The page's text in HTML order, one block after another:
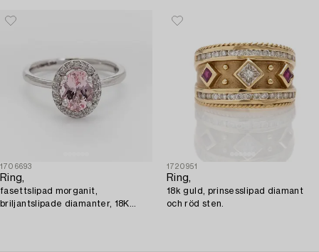
1706693
Ring,
fasettslipad morganit,
briljantslipade diamanter, 18K
1720951
Ring,
18k guld, prinsesslipad diamant
och röd sten.